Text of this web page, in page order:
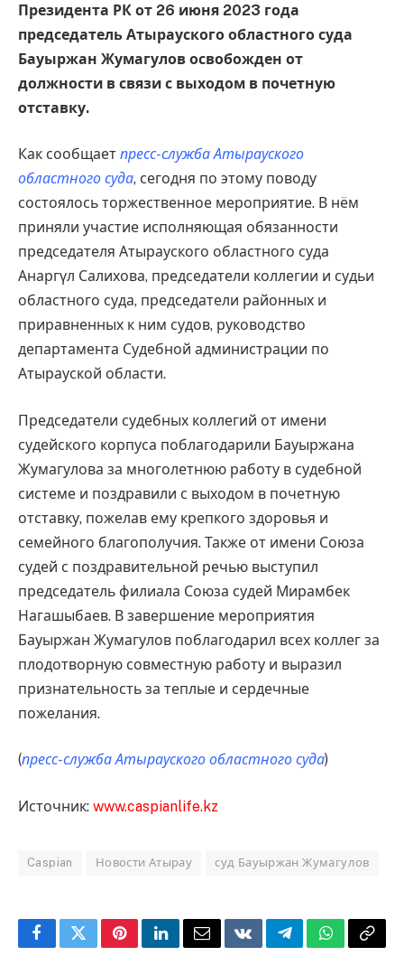
Президента РК от 26 июня 2023 года
председатель Атырауского областного суда
Бауыржан Жумагулов освобожден от
должности в связи с выходом в почетную
отставку.
Как сообщает пресс-служба Атырауского
областного суда, сегодня по этому поводу
состоялось торжественное мероприятие. В нём
приняли участие исполняющая обязанности
председателя Атырауского областного суда
Анаргүл Салихова, председатели коллегии и судьи
областного суда, председатели районных и
приравненных к ним судов, руководство
департамента Судебной администрации по
Атырауской области.
Председатели судебных коллегий от имени
судейского корпуса поблагодарили Бауыржана
Жумагулова за многолетнюю работу в судебной
системе и поздравили с выходом в почетную
отставку, пожелав ему крепкого здоровья и
семейного благополучия. Также от имени Союза
судей с поздравительной речью выступил
председатель филиала Союза судей Мирамбек
Нагашыбаев. В завершение мероприятия
Бауыржан Жумагулов поблагодарил всех коллег за
плодотворную совместную работу и выразил
признательность за теплые и сердечные
пожелания.
(пресс-служба Атырауского областного суда)
Источник: www.caspianlife.kz
Caspian Новости Атырау суд Бауыржан Жумагулов
FacebookTwitterPinterestLinkedInEmailVKontakteTelegramWhatsApp
Copy